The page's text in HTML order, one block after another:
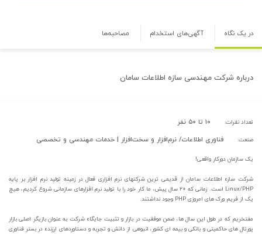
در یک نگاه آگهی‌های استخدام مصاحبه‌ها
درباره شرکت مهندسی سازه اطلاعات سامان
تعداد نفرات: ۱۰ تا ۵۰ نفر
صنعت: فناوری اطلاعات/ نرم‌افزار و سخت‌افزار | خدمات مهندسی و تخصصی
یک سازمان دورکار واقعی!
شرکت سازه اطلاعات سامان از قدیمی ترین شرکتهای نرم افزاری فعال در زمینه تولید نرم افزار بر پایه
Linux/PHP است. زمانی که ۲۰ سال پیش، ما کار خود را با تولید نرم افزارهای سازمانی شروع کردیم، هیچ
یک از فریم ورک های امروزی PHP وجود نداشتند.
مفتخریم که در طول این سال ها، ضمن موفقیت در بازار و تثبیت جایگاه شرکت به عنوان بازیگر اصلی بازار
پورتال های حاکمیتی و بانکی و بیمه ای کشور، انبوهی از دانش و تجربه و دستاوردهای ارزنده در بستر فناوری